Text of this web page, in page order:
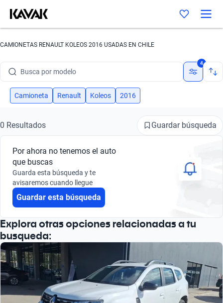
CAMIONETAS RENAULT KOLEOS 2016 USADAS EN CHILE
Busca por modelo
Busca por versión
Busca por marca
Busca por modelo
Busca por versión
4
Camioneta Renault Koleos 2016
0 Resultados Guardar búsqueda
Por ahora no tenemos el auto
que buscas
Guarda esta búsqueda y te
avisaremos cuando llegue
Guardar esta búsqueda
Explora otras opciones relacionadas a tu
busqueda: